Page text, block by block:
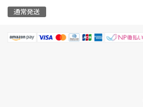
通常発送